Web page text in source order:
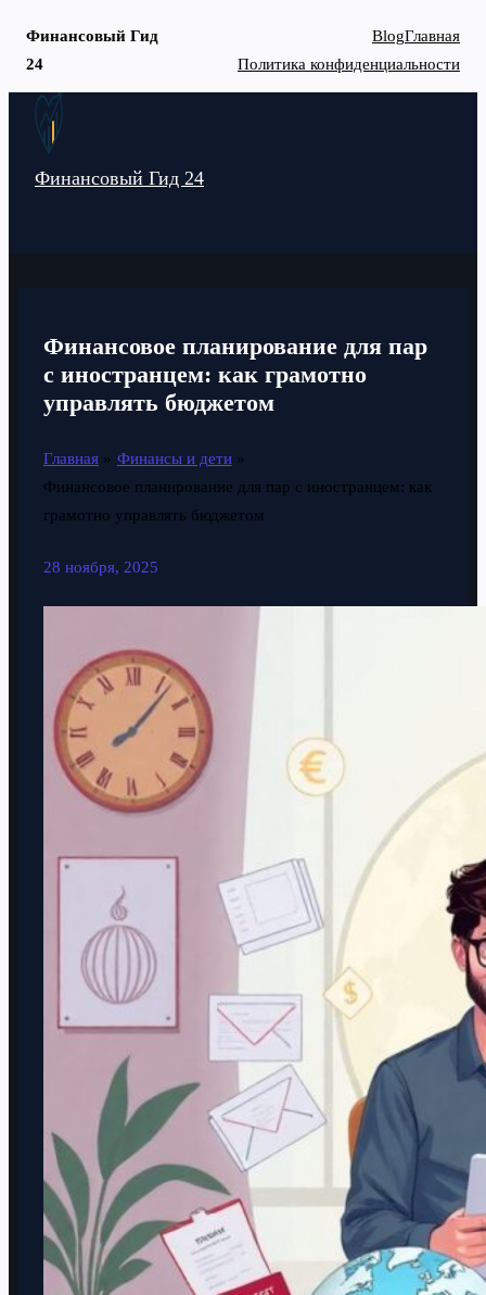
Финансовый Гид
24
BlogГлавная
Политика конфиденциальности
Перейти
Финансовый Гид 24
Финансовое планирование для пар
с иностранцем: как грамотно
управлять бюджетом
Главная
Финансы и дети
Финансовое планирование для пар с иностранцем: как
грамотно управлять бюджетом
28 ноября, 2025